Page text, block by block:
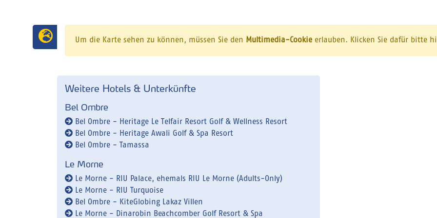
Um die Karte sehen zu können, müssen Sie den Multimedia-Cookie erlauben. Klicken Sie dafür bitte
Weitere Hotels & Unterkünfte
Bel Ombre
Bel Ombre - Heritage Le Telfair Resort Golf & Wellness Resort
Bel Ombre - Heritage Awali Golf & Spa Resort
Bel Ombre - Tamassa
Le Morne
Le Morne - RIU Palace, ehemals RIU Le Morne (Adults-Only)
Le Morne - RIU Turquoise
Bel Ombre - KiteGlobing Lakaz Villen
Le Morne - Dinarobin Beachcomber Golf Resort & Spa